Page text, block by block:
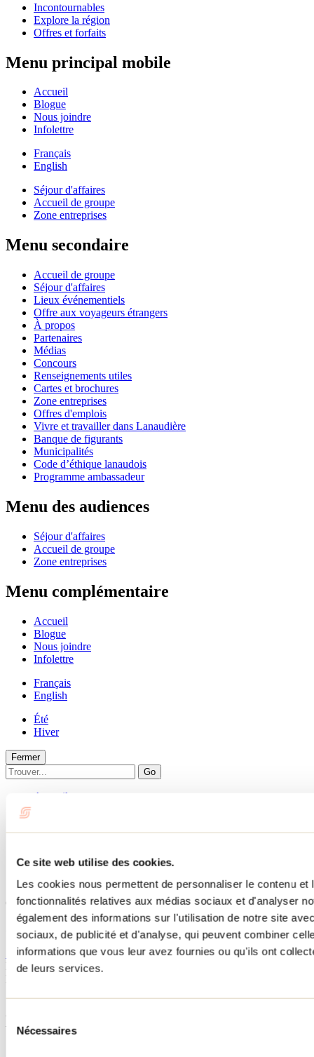
Ce site web utilise des cookies.
Les cookies nous permettent de personnaliser le contenu
fonctionnalités relatives aux médias sociaux et d'analyser
également des informations sur l'utilisation de notre site
sociaux, de publicité et d'analyse, qui peuvent combiner
informations que vous leur avez fournies ou qu'ils ont
de leurs services.
Sélection
Nécessaires
Incontournables
Explore la région
Offres et forfaits
Menu principal mobile
Accueil
Blogue
Nous joindre
Infolettre
Français
English
Séjour d'affaires
Accueil de groupe
Zone entreprises
Menu secondaire
Accueil de groupe
Séjour d'affaires
Lieux événementiels
Offre aux voyageurs étrangers
À propos
Partenaires
Médias
Concours
Renseignements utiles
Cartes et brochures
Zone entreprises
Offres d'emplois
Vivre et travailler dans Lanaudière
Banque de figurants
Municipalités
Code d’éthique lanaudois
Programme ambassadeur
Menu des audiences
Séjour d'affaires
Accueil de groupe
Zone entreprises
Menu complémentaire
Accueil
Blogue
Nous joindre
Infolettre
Français
English
Été
Hiver
Fermer
Go
Accueil
SOUS-BOIS
Saint-Donat
Chalets
SOUS-BOIS
51 chemin du Mont-La Réserve
Saint-Donat, QC J0T2C0
514 213-3821
No d'enregistrement299749
Besoin d'information?
Menu pied de page